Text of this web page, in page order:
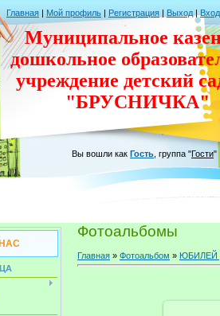
Главная | Мой профиль | Регистрация | Выход | Вход
Муниципальное
дошкольное
учреждение детский
"БРУСНИЧКА"
Вы вошли как Гость группа "Гости"
Фотоальбомы
Главная » Фотоальбом » ЮБИЛЕЙ